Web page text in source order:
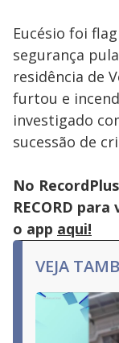
Eucésio foi
segurança
residência de
furtou e
investigado
sucessão de
No
RECORD
o app aqui!
VEJA